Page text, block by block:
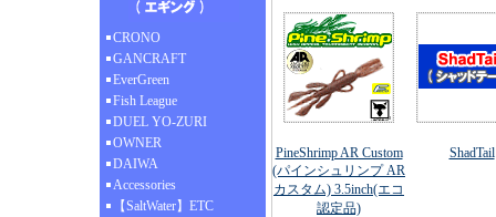
CRONO
GANCRAFT
EverGreen
Fish League
DUEL YO-ZURI
OWNER
DAIWA
Accessories
【SaltWater】ETC
PineShrimp AR Custom
(パインシュリンプ AR
カスタム) 3.5inch(エコ
認定品)
ShadTail